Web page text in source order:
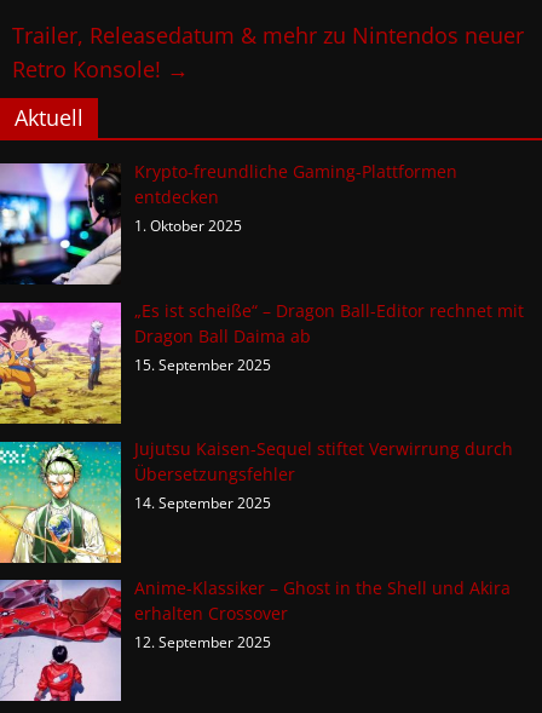
Trailer, Releasedatum & mehr zu Nintendos neuer
Retro Konsole! →
Aktuell
Krypto-freundliche Gaming-Plattformen
entdecken
1. Oktober 2025
„Es ist scheiße“ – Dragon Ball-Editor rechnet mit
Dragon Ball Daima ab
15. September 2025
Jujutsu Kaisen-Sequel stiftet Verwirrung durch
Übersetzungsfehler
14. September 2025
Anime-Klassiker – Ghost in the Shell und Akira
erhalten Crossover
12. September 2025